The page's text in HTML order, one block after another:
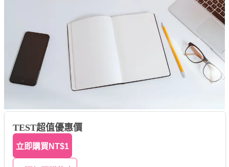
TEST超值優惠價
立即購買 NT$1